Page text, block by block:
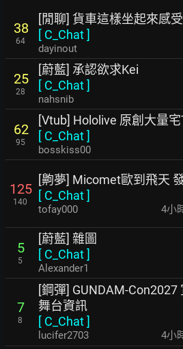
38
64
[閒聊] 貨車這樣坐起來感受
[ C_Chat]
dayinout
25
28
[蔚藍] 承認欲求Kei
[ C_Chat]
nahsnib
62
95
[Vtub] Hololive 原創大量
[ C_Chat]
bosskiss00
125
140
[齁夢] Micomet歐到飛天
[ C_Chat]
tofay000 4小
5
5
[蔚藍] 雜圖
[ C_Chat]
Alexander1
7
8
[鋼彈] GUNDAM-Con2027
舞台資訊
[ C_Chat]
lucifer2703 4小